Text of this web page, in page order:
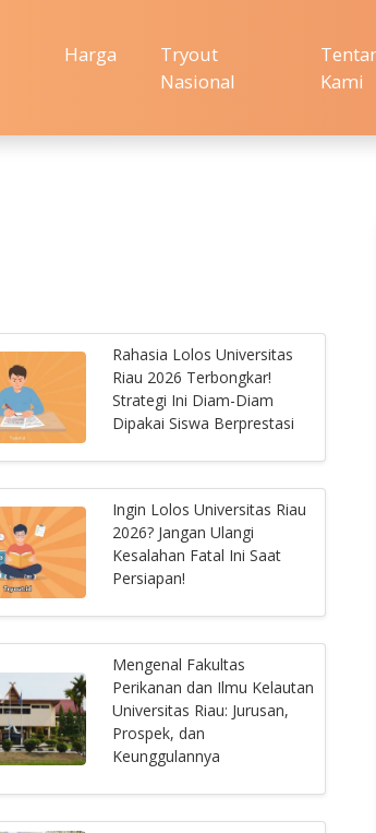
Harga
Tryout
Nasional
Kami
Rahasia Lolos Universitas
Riau 2026 Terbongkar!
Strategi Ini Diam-Diam
Dipakai Siswa Berprestasi
Ingin Lolos Universitas Riau
2026? Jangan Ulangi
Kesalahan Fatal Ini Saat
Persiapan!
Mengenal Fakultas
Perikanan dan Ilmu Kelautan
Universitas Riau: Jurusan,
Prospek, dan
Keunggulannya